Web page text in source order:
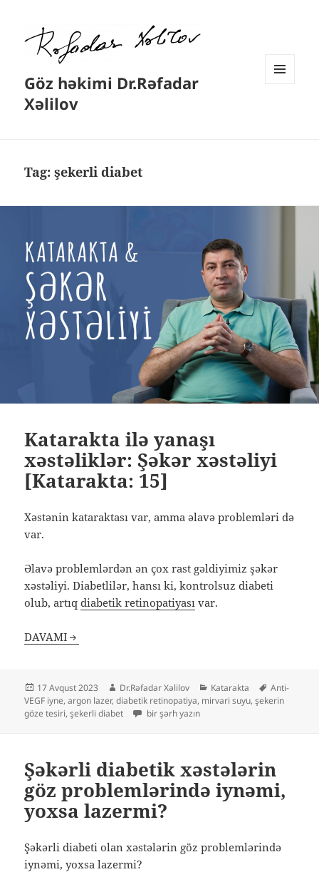
Göz həkimi Dr.Rəfadar
Xəlilov
Tag:şekerli diabet
Katarakta ilə yanaşı
xəstəliklər: Şəkər xəstəliyi
[Katarakta: 15]
Xəstənin kataraktası var, amma əlavə problemləri də
var.
Əlavə problemlərdən ən çox rast gəldiyimiz şəkər
xəstəliyi. Diabetlilər, hansı ki, kontrolsuz diabeti
olub, artıqdiabetik retinopatiyası var.
DAVAMI
Yayım
tarixi
17 Avqust 2023 Müəllif
Dr.Rəfadar Xəlilov Kateqoriyalar
Katarakta Etiketlər
Anti-
VEGF iyne,argon lazer,diabetik retinopatiya, mirvari suyu,şekerin
göze tesiri,şekerli diabet Katarakta ilə yanaşı xəstəliklər: Şəkər
bir şərh yazın
Şəkərli diabetik xəstələrin
göz problemlərində iynəmi,
yoxsa lazermi?
Şəkərli diabeti olan xəstələrin göz problemlərində
iynəmi, yoxsa lazermi?